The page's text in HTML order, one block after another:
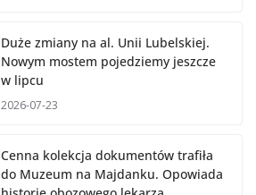
Duże zmiany na al. Unii Lubelskiej.
Nowym mostem pojedziemy jeszcze
w lipcu
2026-07-23
Cenna kolekcja dokumentów trafiła
do Muzeum na Majdanku. Opowiada